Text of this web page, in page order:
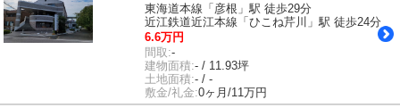
東海道本線「彦根」駅 徒歩29分
近江鉄道近江本線「ひこね芹川」駅 徒歩24分
6.6万円
間取:-
建物面積:- / 11.93坪
土地面積:- / -
敷金/礼金:0ヶ月/11万円